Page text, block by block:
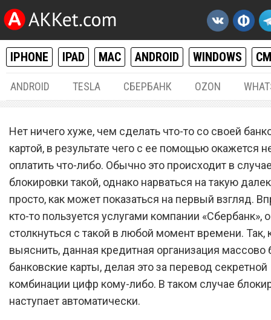
IPHONE IPAD MAC ANDROID WINDOWS
ANDROID TESLA СБЕРБАНК OZON
«Сбербанк» массово
банковские карты за
секретной комбинации
Нет ничего хуже, чем сделать что-то со своей
картой, в результате чего с ее помощью окажется
оплатить что-либо. Обычно это происходит в
блокировки такой, однако нарваться на такую
просто, как может показаться на первый взгляд.
кто-то пользуется услугами компании «Сбербанк»,
столкнуться с такой в любой момент времени. Так,
выяснить, данная кредитная организация массово
банковские карты, делая это за перевод секретной
комбинации цифр кому-либо. В таком случае
наступает автоматически.